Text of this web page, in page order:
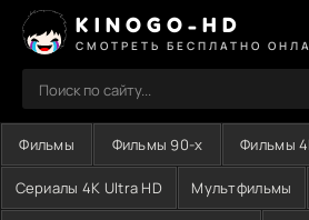
KINOGO-HD
СМОТРЕТЬ БЕСПЛАТНО
Фильмы Фильмы 90-х Фильмы
Сериалы 4K Ultra HD Мультфильмы